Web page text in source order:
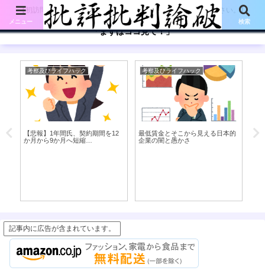
【初訪問の方は、下記の「まずはココ見て!」ボタンをご覧ください。】
「まずはココ見て！」
考察及びライフハック
【悲報】1年間氏、契約期間を12
か月から9か月へ短縮…
考察及びライフハック
最低賃金とそこから見える日本的
企業の闇と愚かさ
子
記事内に広告が含まれています。
メニュー 検索